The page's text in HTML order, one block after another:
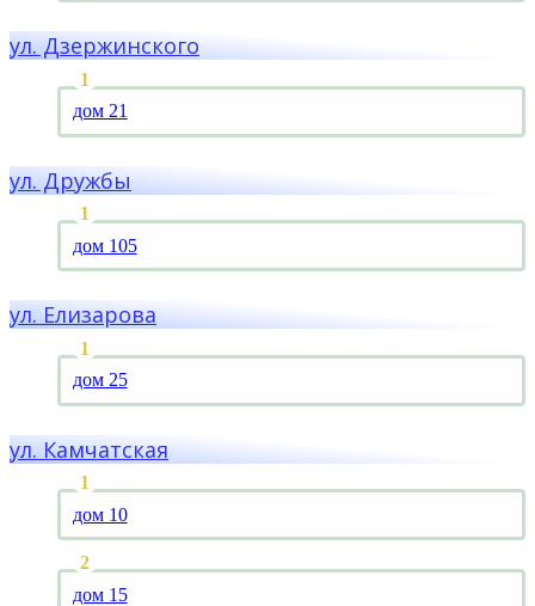
ул. Дзержинского
дом 21
ул. Дружбы
дом 105
ул. Елизарова
дом 25
ул. Камчатская
дом 10
дом 15